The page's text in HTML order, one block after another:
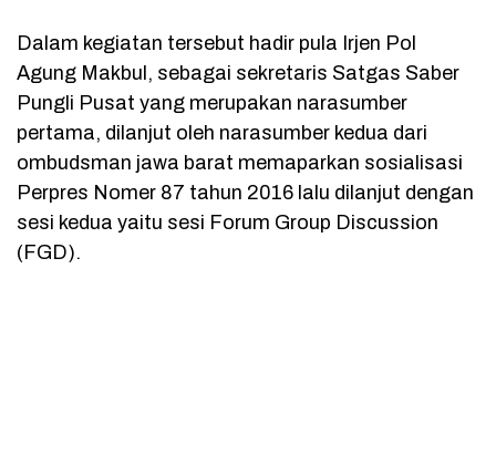
Dalam kegiatan tersebut hadir pula Irjen Pol
Agung Makbul, sebagai sekretaris Satgas Saber
Pungli Pusat yang merupakan narasumber
pertama, dilanjut oleh narasumber kedua dari
ombudsman jawa barat memaparkan sosialisasi
Perpres Nomer 87 tahun 2016 lalu dilanjut dengan
sesi kedua yaitu sesi Forum Group Discussion
(FGD).